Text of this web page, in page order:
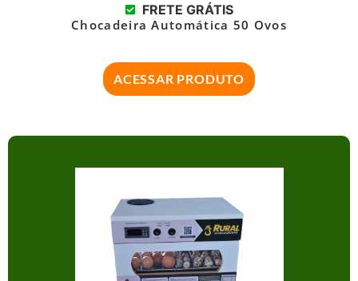
FRETE GRÁTIS
Chocadeira Automática 50 Ovos
ACESSAR PRODUTO